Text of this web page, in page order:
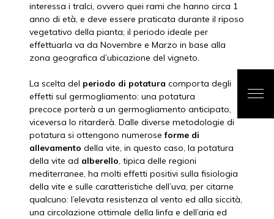
interessa i tralci, ovvero quei rami che hanno circa 1
anno di età, e deve essere praticata durante il riposo
vegetativo della pianta; il periodo ideale per
effettuarla va da Novembre e Marzo in base alla
zona geografica d’ubicazione del vigneto.
La scelta del periodo di potatura comporta degli
effetti sul germogliamento: una potatura
precoce porterà a un germogliamento anticipato,
viceversa lo ritarderà. Dalle diverse metodologie di
potatura si ottengono numerose forme di
allevamento della vite, in questo caso, la potatura
della vite ad alberello, tipica delle regioni
mediterranee, ha molti effetti positivi sulla fisiologia
della vite e sulle caratteristiche dell’uva, per citarne
qualcuno: l’elevata resistenza al vento ed alla siccità,
una circolazione ottimale della linfa e dell’aria ed